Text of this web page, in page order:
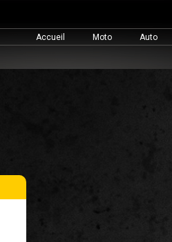
Accueil Moto Auto